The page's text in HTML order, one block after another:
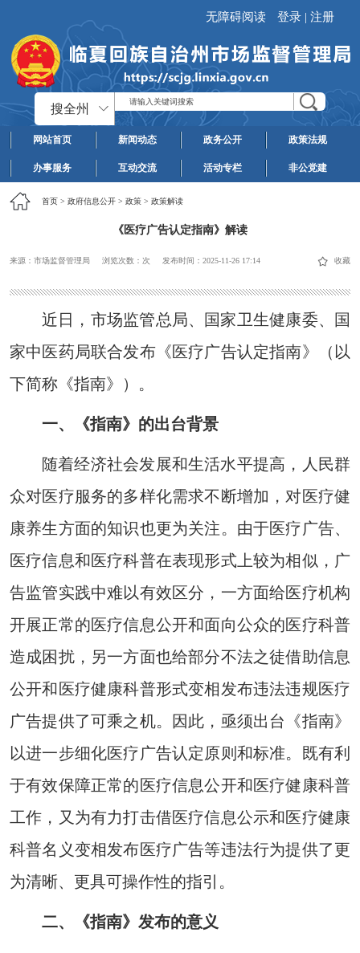
无障碍阅读 登录 | 注册
搜全州
网站首页 新闻动态 政务公开 政策法规
办事服务 互动交流 活动专栏 非公党建
首页> 政府信息公开> 政策> 政策解读
《医疗广告认定指南》解读
来源：市场监督管理局 浏览次数： 次 发布时间： 2025-11-26 17:14 收藏
近日，市场监管总局、国家卫生健康委、国
家中医药局联合发布《医疗广告认定指南》（以
下简称《指南》）。
一、《指南》的出台背景
随着经济社会发展和生活水平提高，人民群
众对医疗服务的多样化需求不断增加，对医疗健
康养生方面的知识也更为关注。由于医疗广告、
医疗信息和医疗科普在表现形式上较为相似，广
告监管实践中难以有效区分，一方面给医疗机构
开展正常的医疗信息公开和面向公众的医疗科普
造成困扰，另一方面也给部分不法之徒借助信息
公开和医疗健康科普形式变相发布违法违规医疗
广告提供了可乘之机。因此，亟须出台《指南》
以进一步细化医疗广告认定原则和标准。既有利
于有效保障正常的医疗信息公开和医疗健康科普
工作，又为有力打击借医疗信息公示和医疗健康
科普名义变相发布医疗广告等违法行为提供了更
为清晰、更具可操作性的指引。
二、《指南》发布的意义